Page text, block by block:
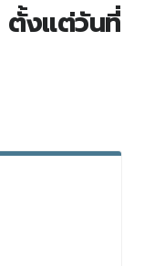
ตั้งแต่วันที่